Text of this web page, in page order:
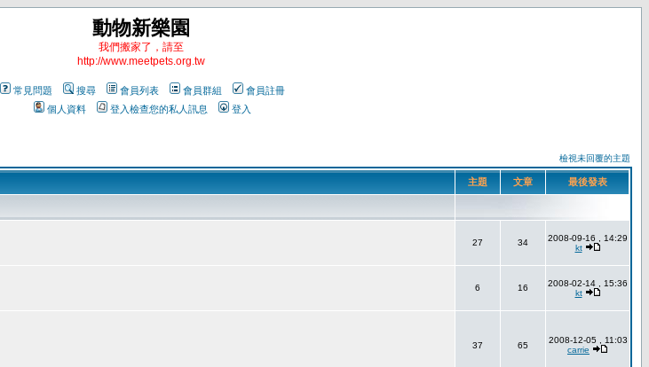
動物新樂園
我們搬家了，請至
http://www.meetpets.org.tw
常見問題 搜尋 會員列表 會員群組
會員註冊
個人資料
登入檢查您的私人訊息 登入
檢視未回覆的主題
主題 文章 最後發表
27 34
2008-09-16 , 14:29
kt
6 16
2008-02-14 , 15:36
kt
37 65
2008-12-05 , 11:03
carrie